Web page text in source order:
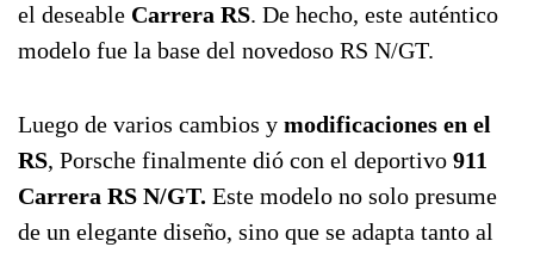
el deseable Carrera RS. De hecho, este auténtico
modelo fue la base del novedoso RS N/GT.
Luego de varios cambios y modificaciones en el
RS, Porsche finalmente dió con el deportivo 911
Carrera RS N/GT. Este modelo no solo presume
de un elegante diseño, sino que se adapta tanto al